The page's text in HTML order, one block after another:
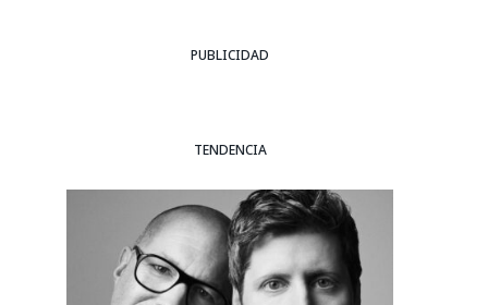
PUBLICIDAD
TENDENCIA